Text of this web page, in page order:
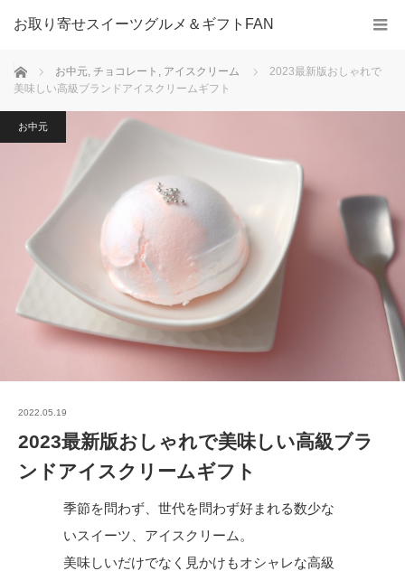
お取り寄せスイーツグルメ＆ギフトFAN
ホーム お中元, チョコレート , アイスクリーム
2023最新版おしゃれで
美味しい高級ブランドアイスクリームギフト
お中元
2022.05.19
2023最新版おしゃれで美味しい高級ブラ
ンドアイスクリームギフト
季節を問わず、世代を問わず好まれる数少な
いスイーツ、アイスクリーム。
美味しいだけでなく見かけもオシャレな高級